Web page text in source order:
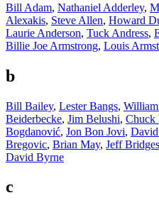
Bill Adam, Nathaniel Adderley,
Alexakis, Steve Allen, Howard
Laurie Anderson, Tuck Andress,
Billie Joe Armstrong, Louis
b
Bill Bailey, Lester Bangs,
Beiderbecke, Jim Belushi, Chuck
Bogdanović, Jon Bon Jovi,
Bregovic, Brian May, Jeff Bridges
David Byrne
c